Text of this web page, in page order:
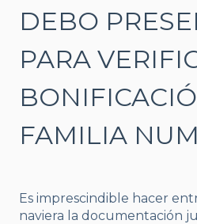
DEBO
PARA
FAMILIA
Es imprescindible hacer
naviera la documentación